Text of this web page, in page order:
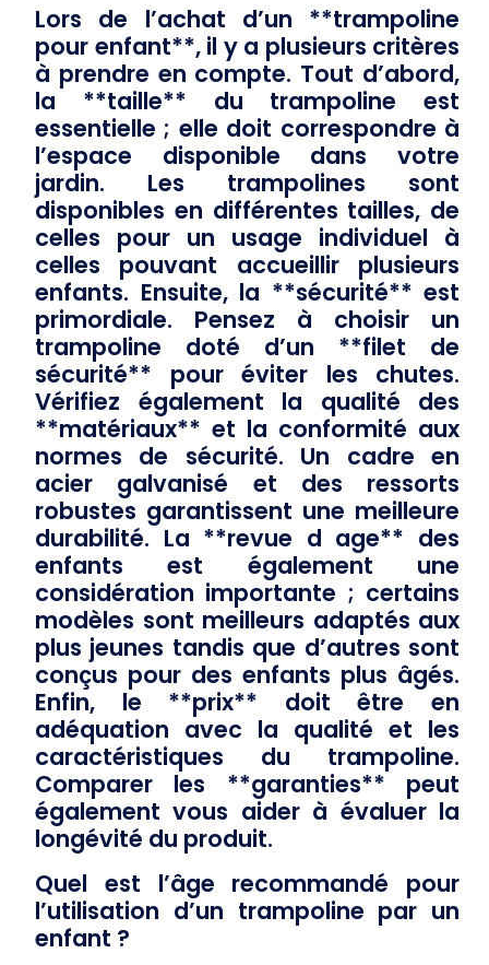
Lors de l’achat d’un **trampoline
pour enfant**, il y a plusieurs critères
à prendre en compte. Tout d’abord,
la **taille** du trampoline est
essentielle ; elle doit correspondre à
l’espace disponible dans votre
jardin. Les trampolines sont
disponibles en différentes tailles, de
celles pour un usage individuel à
celles pouvant accueillir plusieurs
enfants. Ensuite, la **sécurité** est
primordiale. Pensez à choisir un
trampoline doté d’un **filet de
sécurité** pour éviter les chutes.
Vérifiez également la qualité des
**matériaux** et la conformité aux
normes de sécurité. Un cadre en
acier galvanisé et des ressorts
robustes garantissent une meilleure
durabilité. La **revue d age** des
enfants est également une
considération importante ; certains
modèles sont meilleurs adaptés aux
plus jeunes tandis que d’autres sont
conçus pour des enfants plus âgés.
Enfin, le **prix** doit être en
adéquation avec la qualité et les
caractéristiques du trampoline.
Comparer les **garanties** peut
également vous aider à évaluer la
longévité du produit.
Quel est l’âge recommandé pour
l’utilisation d’un trampoline par un
enfant ?